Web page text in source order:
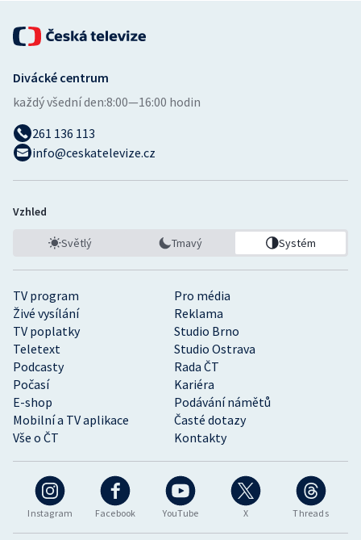
Ostatní
Instagram Facebook YouTube X Threads
TV program
Pro média
Živé vysílání
Reklama
TV poplatky
Studio Brno
Teletext
Studio Ostrava
Podcasty
Rada ČT
Počasí
Kariéra
E-shop
Podávání námětů
Mobilní a TV aplikace
Časté dotazy
Vše o ČT
Kontakty
Divácké centrum
každý všední den:8:00—16:00 hodin
261 136 113
info@ceskatelevize.cz
Vzhled
Světlý Tmavý Systém